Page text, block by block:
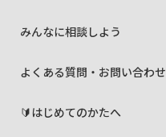
みんなに相談しよう
よくある質問・お問い合わせ
🔰はじめてのかたへ